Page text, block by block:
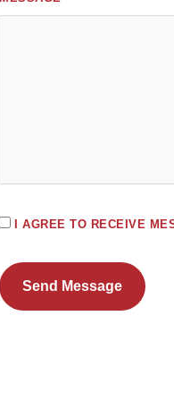
I AGREE TO RECEIVE
Send Message